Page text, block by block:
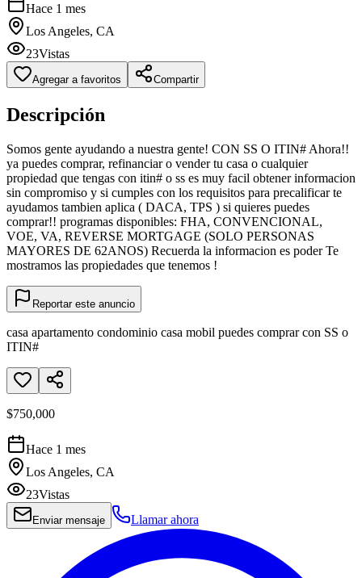
Hace 1 mes
Los Angeles, CA
23Vistas
Agregar a favoritos Compartir
Descripción
Somos gente ayudando a nuestra gente! CON SS O ITIN# Ahora!!
ya puedes comprar, refinanciar o vender tu casa o cualquier
propiedad que tengas con itin# o ss es muy facil obtener informacion
sin compromiso y si cumples con los requisitos para precalificar te
ayudamos tambien aplica ( DACA, TPS ) si quieres puedes
comprar!! programas disponibles: FHA, CONVENCIONAL,
VOE, VA, REVERSE MORTGAGE (SOLO PERSONAS
MAYORES DE 62ANOS) Recuerda la informacion es poder Te
mostramos las propiedades que tenemos !
Reportar este anuncio
casa apartamento condominio casa mobil puedes comprar con SS o
ITIN#
$750,000
Hace 1 mes
Los Angeles, CA
23Vistas
Enviar mensaje Llamar ahora